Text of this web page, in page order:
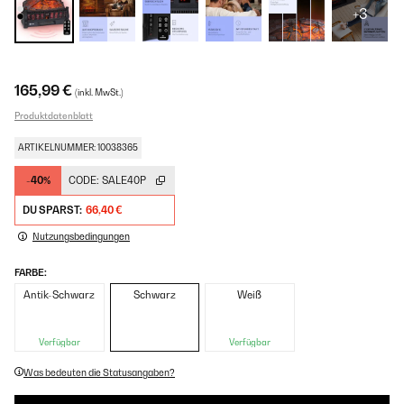
+3
165,99 € (inkl. MwSt.)
Produktdatenblatt
ARTIKELNUMMER: 10038365
-40% CODE: SALE40P
DU SPARST: 66,40 €
Nutzungsbedingungen
FARBE:
Antik-Schwarz
Verfügbar
Schwarz Weiß
Verfügbar
Was bedeuten die Statusangaben?